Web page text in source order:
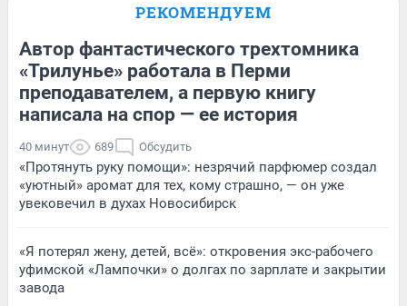
РЕКОМЕНДУЕМ
Автор фантастического трехтомника
«Трилунье» работала в Перми
преподавателем, а первую книгу
написала на спор — ее история
40 минут 689 Обсудить
«Протянуть руку помощи»: незрячий парфюмер создал
«уютный» аромат для тех, кому страшно, — он уже
увековечил в духах Новосибирск
«Я потерял жену, детей, всё»: откровения экс-рабочего
уфимской «Лампочки» о долгах по зарплате и закрытии
завода